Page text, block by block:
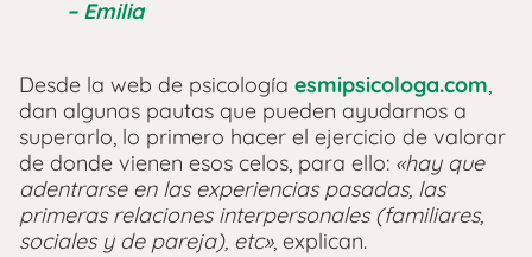
– Emilia
Desde la web de psicología esmipsicologa.com,
dan algunas pautas que pueden ayudarnos a
superarlo, lo primero hacer el ejercicio de valorar
de donde vienen esos celos, para ello: «hay que
adentrarse en las experiencias pasadas, las
primeras relaciones interpersonales (familiares,
sociales y de pareja), etc», explican.